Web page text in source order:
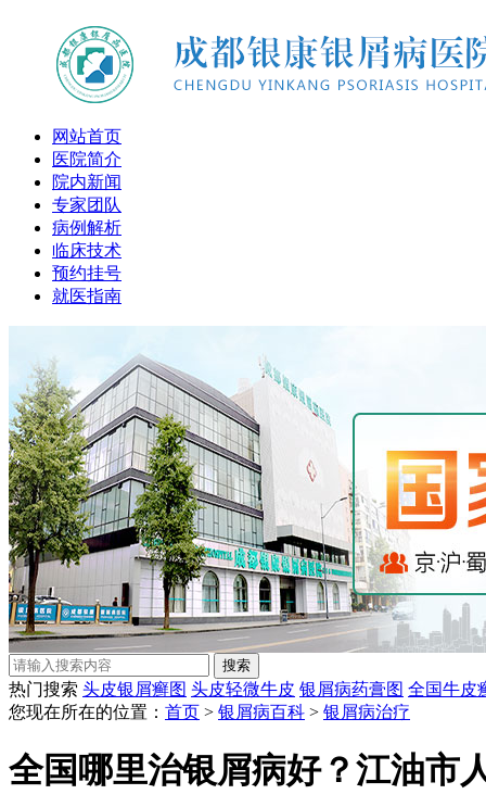
网站首页
医院简介
院内新闻
专家团队
病例解析
临床技术
预约挂号
就医指南
热门搜索 头皮银屑癣图 头皮轻微牛皮 银屑病药膏图 全国牛皮
您现在所在的位置： 首页 > 银屑病百科 > 银屑病治疗
全国哪里治银屑病好？江油市